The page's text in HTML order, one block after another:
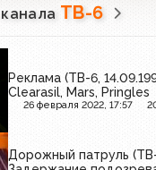
ТВ-6
Реклама (ТВ-6,
Clearasil, Mars, Pringles
26 февраля 2022, 17:57
Дорожный патруль (ТВ-